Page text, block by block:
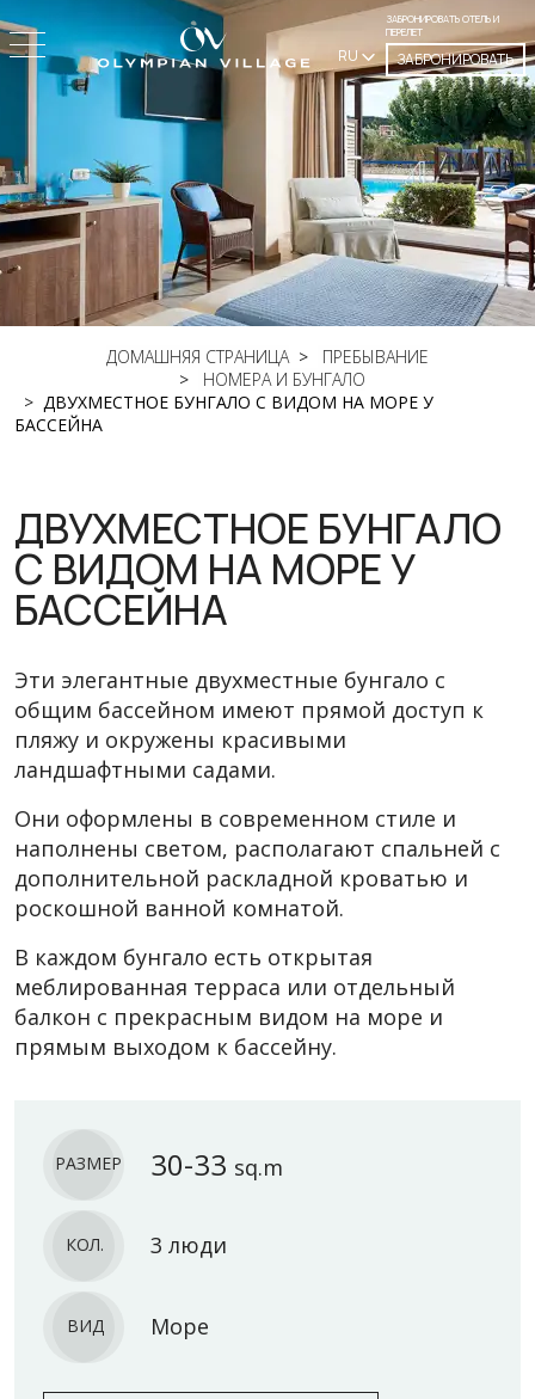
RU
ЗАБРОНИРОВАТЬ ОТЕЛЬ И
ПЕРЕЛЕТ
ЗАБРОНИРОВАТЬ
ДОМАШНЯЯ СТРАНИЦА
ПРЕБЫВАНИЕ
НОМЕРА И БУНГАЛО
ДВУХМЕСТНОЕ БУНГАЛО С ВИДОМ НА МОРЕ У
БАССЕЙНА
ДВУХМЕСТНОЕ БУНГАЛО
С ВИДОМ НА МОРЕ У
БАССЕЙНА
Эти элегантные двухместные бунгало с
общим бассейном имеют прямой доступ к
пляжу и окружены красивыми
ландшафтными садами.
Они оформлены в современном стиле и
наполнены светом, располагают спальней с
дополнительной раскладной кроватью и
роскошной ванной комнатой.
В каждом бунгало есть открытая
меблированная терраса или отдельный
балкон с прекрасным видом на море и
прямым выходом к бассейну.
РАЗМЕР 30-33 sq.m
КОЛ. 3 люди
ВИД Море